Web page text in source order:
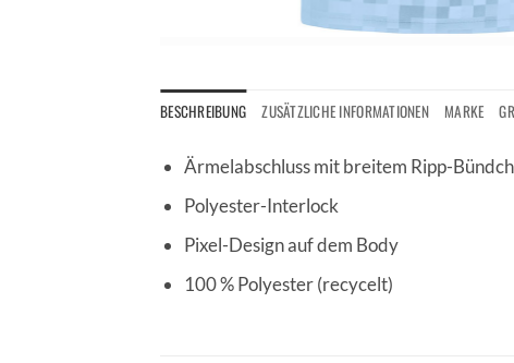
BESCHREIBUNG ZUSÄTZLICHE INFORMATIONEN MARKE
Ärmelabschluss mit breitem Ripp-
Polyester-Interlock
Pixel-Design auf dem Body
100 % Polyester (recycelt)